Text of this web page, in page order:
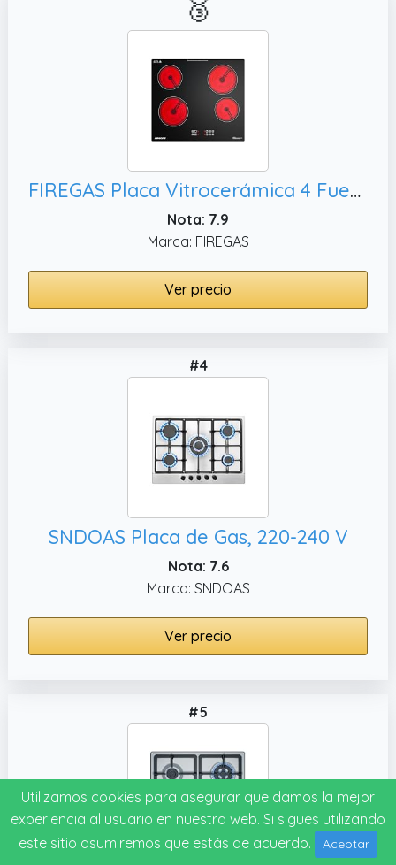
🥉
FIREGAS Placa Vitrocerámica 4 Fuegos Encastrable 60 cm 6000W – Placa de Cocina Eléctrica con Control Táctil, Temporizador y Cierre de Seguridad
Nota: 7.9
Marca: FIREGAS
Ver precio
#4
SNDOAS Placa de Gas, 220-240 V
Nota: 7.6
Marca: SNDOAS
Ver precio
#5
Utilizamos cookies para asegurar que damos la mejor
experiencia al usuario en nuestra web. Si sigues utilizando
este sitio asumiremos que estás de acuerdo.
Aceptar